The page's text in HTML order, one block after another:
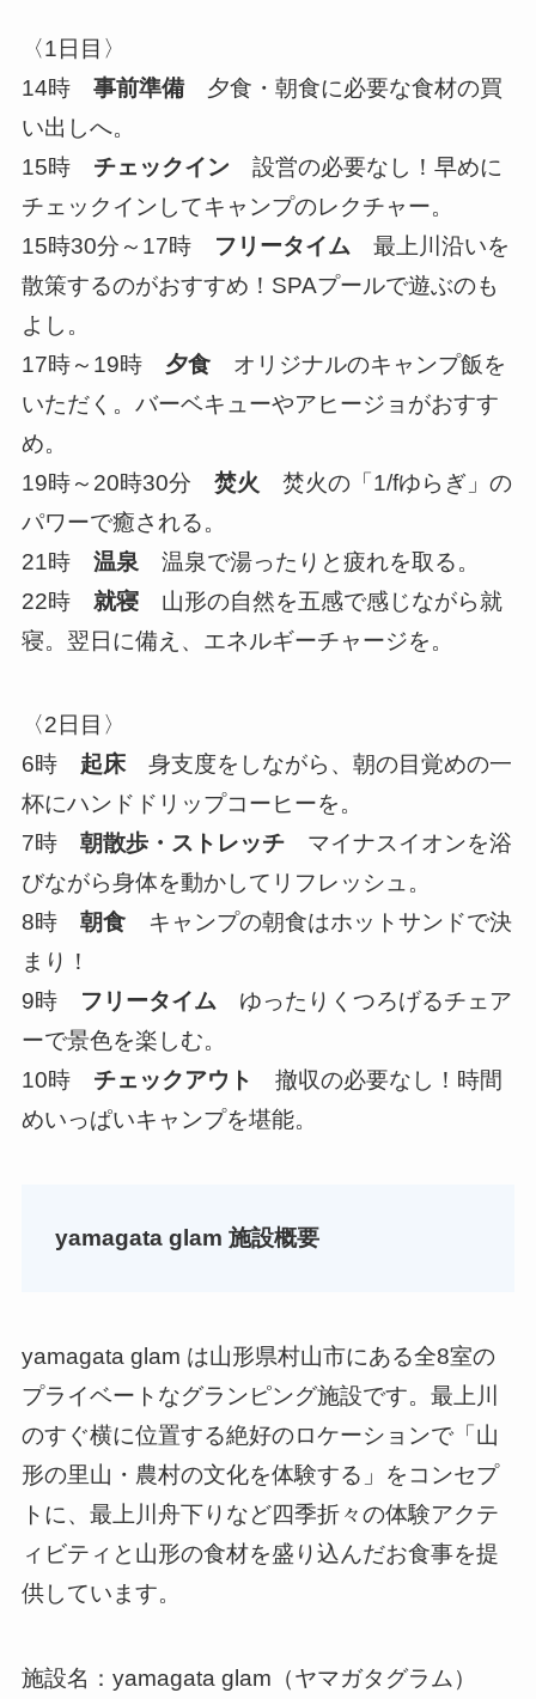
〈1日目〉
14時 事前準備夕食・朝食に必要な食材の買
い出しへ。
15時 チェックイン 設営の必要なし！早めに
チェックインしてキャンプのレクチャー。
15時30分～17時 フリータイム 最上川沿いを
散策するのがおすすめ！SPAプールで遊ぶのも
よし。
17時～19時 夕食オリジナルのキャンプ飯を
いただく。バーベキューやアヒージョがおすす
め。
19時～20時30分 焚火 焚火の「1/fゆらぎ」の
パワーで癒される。
21時 温泉 温泉で湯ったりと疲れを取る。
22時 就寝山形の自然を五感で感じながら就
寝。翌日に備え、エネルギーチャージを。
〈2日目〉
6時 起床身支度をしながら、朝の目覚めの一
杯にハンドドリップコーヒーを。
7時 朝散歩・ストレッチマイナスイオンを浴
びながら身体を動かしてリフレッシュ。
8時 朝食キャンプの朝食はホットサンドで決
まり！
9時 フリータイムゆったりくつろげるチェア
ーで景色を楽しむ。
10時 チェックアウト
撤収の必要なし！時間
めいっぱいキャンプを堪能。
yamagata glam 施設概要
yamagata glam は山形県村山市にある全8室の
プライベートなグランピング施設です。最上川
のすぐ横に位置する絶好のロケーションで「山
形の里山・農村の文化を体験する」をコンセプ
トに、最上川舟下りなど四季折々の体験アクテ
ィビティと山形の食材を盛り込んだお食事を提
供しています。
施設名：yamagata glam（ヤマガタグラム）